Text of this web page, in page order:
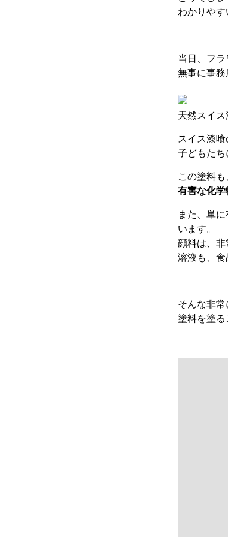
わかりや
当日、フ
無事に事務
天然スイ
スイス漆
子どもたち
この塗料も
有害な化学
また、単
います。
顔料は、
溶液も、
そんな非
塗料を塗る